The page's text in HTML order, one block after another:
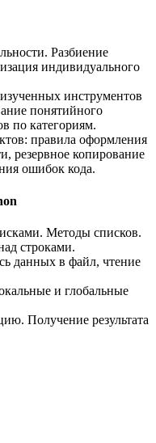
Разбиение
индивидуального
инструментов
понятийного
по категориям.
правила оформления
резервное копирование
ошибок кода.
Методы списков.
строками.
данных в файл, чтение
и глобальные
Получение результата